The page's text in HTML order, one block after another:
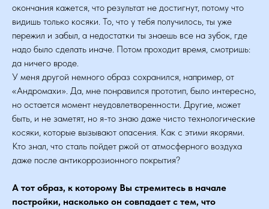
окончания кажется, что результат не достигнут, потому что
видишь только косяки. То, что у тебя получилось, ты уже
пережил и забыл, а недостатки ты знаешь все на зубок, где
надо было сделать иначе. Потом проходит время, смотришь:
да ничего вроде.
У меня другой немного образ сохранился, например, от
«Андромахи». Да, мне понравился прототип, было интересно,
но остается момент неудовлетворенности. Другие, может
быть, и не заметят, но я-то знаю даже чисто технологические
косяки, которые вызывают опасения. Как с этими якорями.
Кто знал, что сталь пойдет ржой от атмосферного воздуха
даже после антикоррозионного покрытия?
А тот образ, к которому Вы стремитесь в начале
постройки, насколько он совпадает с тем, что